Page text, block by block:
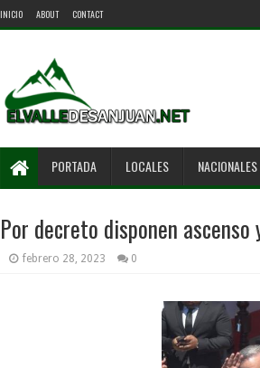
INICIO ABOUT CONTACT
PORTADA LOCALES NACIONALES
Por decreto disponen
febrero 28, 2023 0